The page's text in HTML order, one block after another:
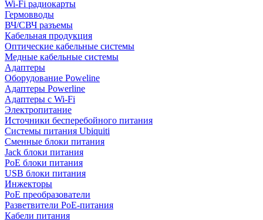
Wi-Fi радиокарты
Гермовводы
ВЧ/СВЧ разъемы
Кабельная продукция
Оптические кабельные системы
Медные кабельные системы
Адаптеры
Оборудование Poweline
Адаптеры Powerline
Адаптеры с Wi-Fi
Электропитание
Источники бесперебойного питания
Системы питания Ubiquiti
Сменные блоки питания
Jack блоки питания
PoE блоки питания
USB блоки питания
Инжекторы
PoE преобразователи
Разветвители PoE-питания
Кабели питания